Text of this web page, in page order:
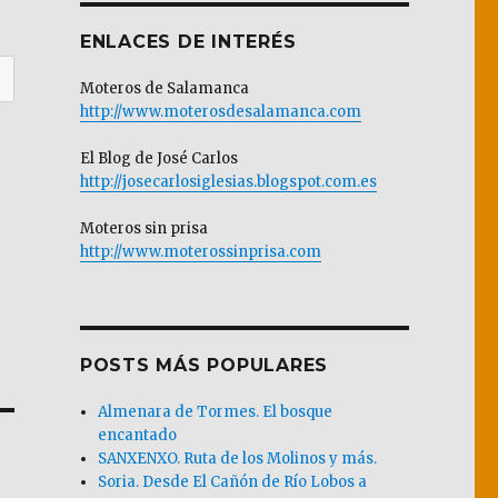
ENLACES DE INTERÉS
Moteros de Salamanca
http://www.moterosdesalamanca.com
El Blog de José Carlos
http://josecarlosiglesias.blogspot.com.es
Moteros sin prisa
http://www.moterossinprisa.com
POSTS MÁS POPULARES
Almenara de Tormes. El bosque
encantado
SANXENXO. Ruta de los Molinos y más.
Soria. Desde El Cañón de Río Lobos a